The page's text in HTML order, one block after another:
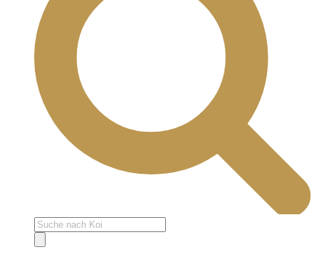
Products
search